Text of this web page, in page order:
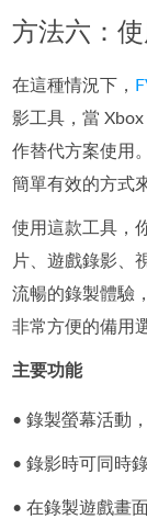
方法六：
在這種情況下，
影工具，當
作替代方案使用
簡單有效的方式
使用這款工具，
片、遊戲錄影、
流暢的錄製體驗
非常方便的備用
主要功能
• 錄製螢幕活動
• 錄影時可同時
• 在錄製遊戲畫